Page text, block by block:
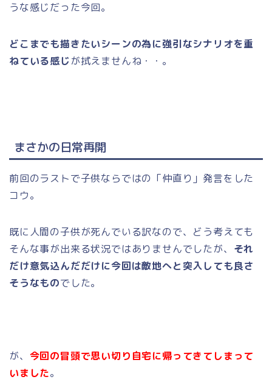
うな感じだった今回。
どこまでも描きたいシーンの為に強引なシナリオを重
ねている感じ が拭えませんね・・。
まさかの日常再開
前回のラストで子供ならではの「仲直り」発言をした
コウ。
既に人間の子供が死んでいる訳なので、どう考えても
そんな事が出来る状況ではありませんでしたが、 それ
だけ意気込んだだけに今回は敵地へと突入しても良さ
そうなものでした。
が、 今回の冒頭で思い切り自宅に帰ってきてしまって
いました。